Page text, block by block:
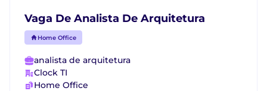
Vaga De Analista De Arquitetura
Home Office
analista de arquitetura
Clock TI
Home Office